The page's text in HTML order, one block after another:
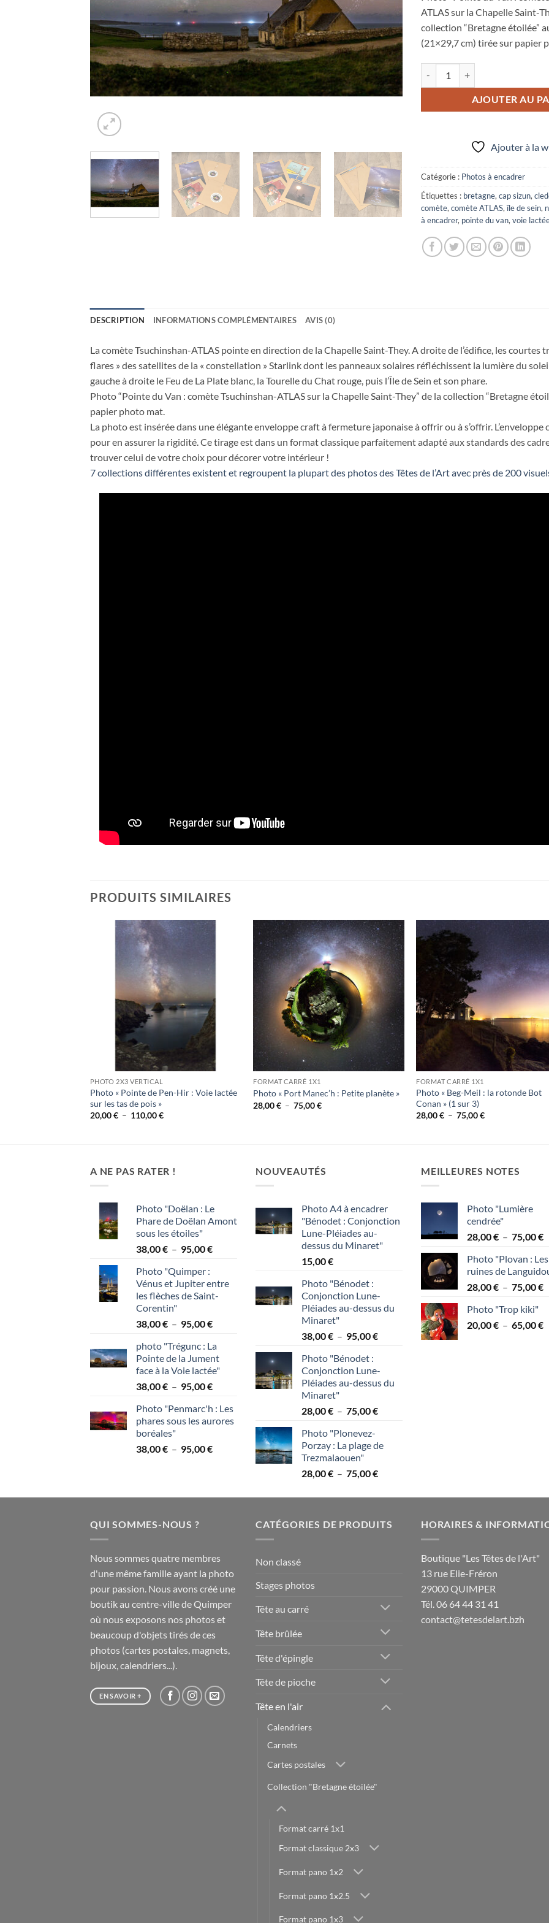
ATLAS sur la Chapelle Saint-
collection “Bretagne étoilée”
(21×29,7 cm) tirée sur papier
AJOUTER AU
Ajouter à la
Catégorie : Photos à encadrer
Étiquettes : bretagne, cap sizun,
comète, comète ATLAS, île de sein,
à encadrer, pointe du van, voie
DESCRIPTION INFORMATIONS COMPLÉMENTAIRES AVIS (0)
La comète Tsuchinshan-ATLAS pointe en direction de la Chapelle Saint-They. A droite de l’édifice, les courtes
flares » des satellites de la « constellation » Starlink dont les panneaux solaires réfléchissent la lumière du
gauche à droite le Feu de La Plate blanc, la Tourelle du Chat rouge, puis l’Île de Sein et son phare.
Photo “Pointe du Van : comète Tsuchinshan-ATLAS sur la Chapelle Saint-They” de la collection “Bretagne
papier photo mat.
La photo est insérée dans une élégante enveloppe craft à fermeture japonaise à offrir ou à s’offrir.
pour en assurer la rigidité. Ce tirage est dans un format classique parfaitement adapté aux standards des
trouver celui de votre choix pour décorer votre intérieur !
7 collections différentes existent et regroupent la plupart des photos des Têtes de l’Art avec près de 200
PRODUITS SIMILAIRES
PHOTO 2X3 VERTICAL
Photo « Pointe de Pen-Hir : Voie lactée
sur les tas de pois »
20,00€ – 110,00€Plage
Ajouter
à la
wishlist
FORMAT CARRÉ 1X1
Photo « Port Manec’h : Petite planète »
28,00€ – 75,00€Plage
à la
FORMAT CARRÉ 1X1
Photo « Beg-Meil : la rotonde Bot
Conan » (1 sur 3)
28,00€ – 75,00€Plage
A NE PAS RATER !
Photo "Doëlan : Le
Phare de Doëlan Amont
sous les étoiles"
38,00€ – 95,00€Plage
38,00 €
à
Photo "Quimper :
Vénus et Jupiter entre
les flèches de Saint-
Corentin"
38,00€ – 95,00€Plage
prix :
38,00 €
à
95,00 €
photo "Trégunc : La
Pointe de la Jument
face à la Voie lactée"
38,00€ – 95,00€Plage
prix :
38,00 €
95,00 €
Photo "Penmarc'h : Les
phares sous les aurores
boréales"
38,00€ – 95,00€Plage
à
NOUVEAUTÉS
Photo A4 à encadrer
"Bénodet : Conjonction
Lune-Pléiades au-
dessus du Minaret"
15,00€
Photo "Bénodet :
Conjonction Lune-
Pléiades au-dessus du
Minaret"
38,00€ – 95,00€Plage
38,00 €
à
Photo "Bénodet :
Conjonction Lune-
Pléiades au-dessus du
Minaret"
28,00€ – 75,00€Plage
28,00 €
75,00 €
Photo "Plonevez-
Porzay : La plage de
Trezmalaouen"
28,00€ – 75,00€Plage
prix :
à
MEILLEURES NOTES
Photo "Lumière
cendrée"
28,00€ – 75,00€
à
Photo "Plovan : Les
ruines de
28,00€ – 75,00€
Photo "Trop kiki"
20,00€ – 65,00€
QUI SOMMES-NOUS ?
Nous sommes quatre membres
d'une même famille ayant la photo
pour passion. Nous avons créé une
boutik au centre-ville de Quimper
où nous exposons nos photos et
beaucoup d'objets tirés de ces
photos (cartes postales, magnets,
bijoux, calendriers...).
EN SAVOIR +
CATÉGORIES DE PRODUITS
Non classé
Stages photos
Tête au carré
Tête brûlée
Tête d'épingle
Tête de pioche
Tête en l'air
Calendriers
Carnets
Cartes postales
Collection "Bretagne étoilée"
Format carré 1x1
Format classique 2x3
Format pano 1x2
Format pano 1x2.5
Format pano 1x3
HORAIRES &
Boutique "Les Têtes de l'Art"
13 rue Elie-Fréron
29000 QUIMPER
Tél. 06 64 44 31 41
contact@tetesdelart.bzh